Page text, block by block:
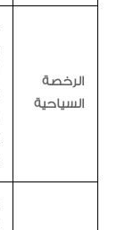
الرخصة
السياحية